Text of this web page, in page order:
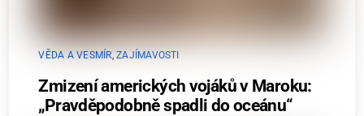
VĚDA A VESMÍR ,ZAJÍMAVOSTI
Zmizení amerických vojáků v Maroku:
„Pravděpodobně spadli do oceánu“